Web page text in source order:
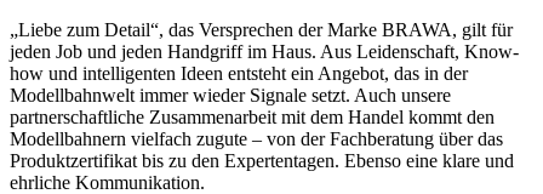
„Liebe zum Detail“, das Versprechen der Marke BRAWA, gilt für
jeden Job und jeden Handgriff im Haus. Aus Leidenschaft, Know-
how und intelligenten Ideen entsteht ein Angebot, das in der
Modellbahnwelt immer wieder Signale setzt. Auch unsere
partnerschaftliche Zusammenarbeit mit dem Handel kommt den
Modellbahnern vielfach zugute – von der Fachberatung über das
Produktzertifikat bis zu den Expertentagen. Ebenso eine klare und
ehrliche Kommunikation.